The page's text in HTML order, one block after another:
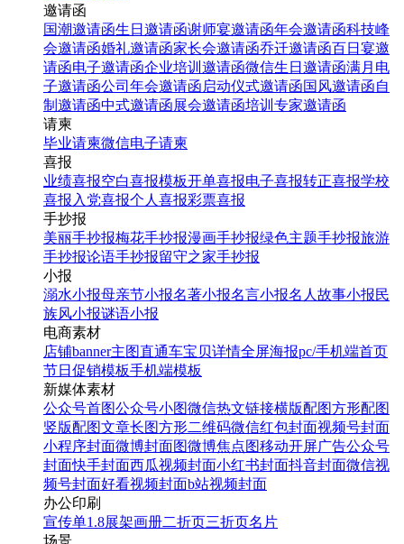
邀请函
国潮邀请函生日邀请函谢师宴邀请函年会邀请函科技峰
会邀请函婚礼邀请函家长会邀请函乔迁邀请函百日宴邀
请函电子邀请函企业培训邀请函微信生日邀请函满月电
子邀请函公司年会邀请函 启动仪式邀请函国风邀请函自
制邀请函中式邀请函展会邀请函培训专家邀请函
请柬
毕业请柬微信电子请柬
喜报
业绩喜报空白喜报模板开单喜报电子喜报转正喜报学校
喜报 入党喜报个人喜报彩票喜报
手抄报
美丽手抄报梅花手抄报漫画手抄报绿色主题手抄报旅游
手抄报论语手抄报留守之家手抄报
小报
溺水小报母亲节小报名著小报名言小报名人故事小报民
族风小报谜语小报
电商素材
店铺banner主图直通车宝贝详情全屏海报pc/手机端首页
节日促销模板手机端模板
新媒体素材
公众号首图公众号小图微信热文链接横版配图方形配图
竖版配图文章长图方形二维码微信红包封面视频号封面
小程序封面微博封面图微博焦点图移动开屏广告公众号
封面快手封面西瓜视频封面小红书封面抖音封面微信视
频号封面好看视频封面b站视频封面
办公印刷
宣传单1.8展架画册二折页三折页名片
场景